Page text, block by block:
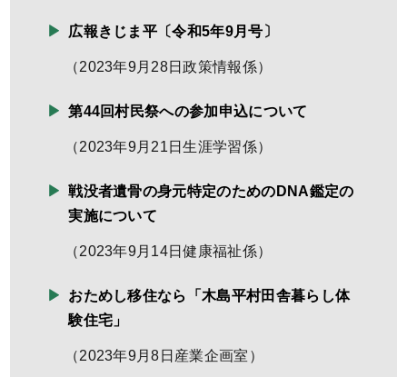
広報きじま平〔令和5年9月号〕
（2023年9月28日政策情報係）
第44回村民祭への参加申込について
（2023年9月21日生涯学習係）
戦没者遺骨の身元特定のためのDNA鑑定の
実施について
（2023年9月14日健康福祉係）
おためし移住なら「木島平村田舎暮らし体
験住宅」
（2023年9月8日 産業企画室 ）